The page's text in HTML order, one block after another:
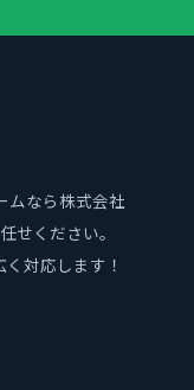
ムなら株式会社
せください。
対応します！